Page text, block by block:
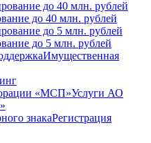
до 40 млн. рублей
до 5 млн. рублей
Имущественная
Услуги АО
Регистрация